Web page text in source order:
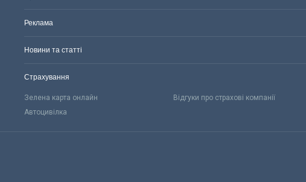
Реклама
Новини та статті
Страхування
Зелена карта онлайн Відгуки про страхові компанії
Автоцивілка